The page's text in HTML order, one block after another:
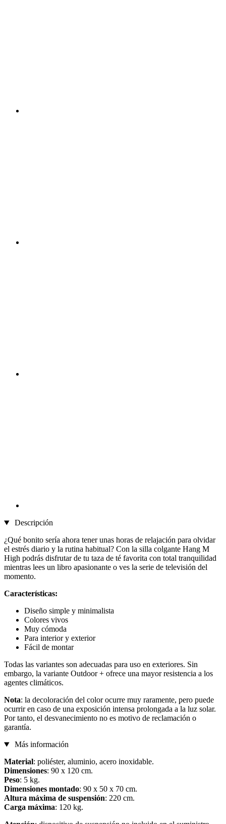
Descripción
¿Qué bonito sería ahora tener unas horas de relajación para olvidar
el estrés diario y la rutina habitual? Con la silla colgante Hang M
High podrás disfrutar de tu taza de té favorita con total tranquilidad
mientras lees un libro apasionante o ves la serie de televisión del
momento.
Características:
Diseño simple y minimalista
Colores vivos
Muy cómoda
Para interior y exterior
Fácil de montar
Todas las variantes son adecuadas para uso en exteriores. Sin
embargo, la variante Outdoor + ofrece una mayor resistencia a los
agentes climáticos.
Nota: la decoloración del color ocurre muy raramente, pero puede
ocurrir en caso de una exposición intensa prolongada a la luz solar.
Por tanto, el desvanecimiento no es motivo de reclamación o
garantía.
Más información
Material: poliéster, aluminio, acero inoxidable.
Dimensiones: 90 x 120 cm.
Peso: 5 kg.
Dimensiones montado: 90 x 50 x 70 cm.
Altura máxima de suspensión: 220 cm.
Carga máxima: 120 kg.